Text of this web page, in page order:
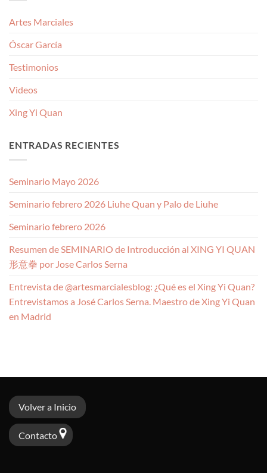
Artes Marciales
Óscar García
Testimonios
Videos
Xing Yi Quan
ENTRADAS RECIENTES
Seminario Mayo 2026
Seminario febrero 2026 Liuhe Quan y Palo de Liuhe
Seminario febrero 2026
Resumen de SEMINARIO de Introducción al XING YI QUAN
形意拳 por Jose Carlos Serna
Entrevista de @artesmarcialesblog: ¿Qué es el Xing Yi Quan?
Entrevistamos a José Carlos Serna. Maestro de Xing Yi Quan
en Madrid
Volver a Inicio
Contacto